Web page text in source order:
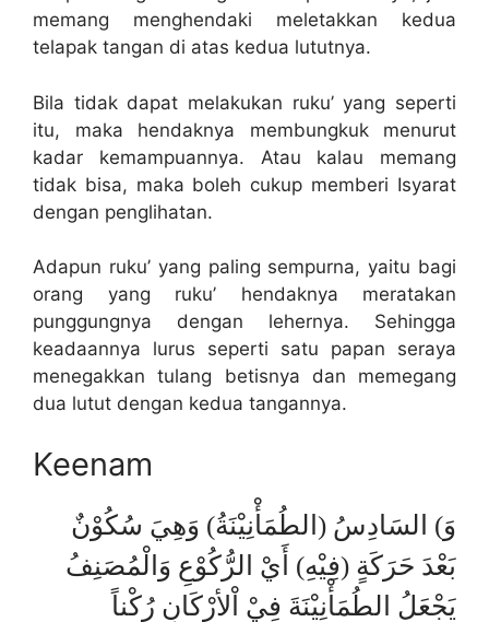
memang menghendaki meletakkan kedua
telapak tangan di atas kedua lututnya.
Bila tidak dapat melakukan ruku’ yang seperti
itu, maka hendaknya membungkuk menurut
kadar kemampuannya. Atau kalau memang
tidak bisa, maka boleh cukup memberi Isyarat
dengan penglihatan.
Adapun ruku’ yang paling sempurna, yaitu bagi
orang yang ruku’ hendaknya meratakan
punggungnya dengan lehernya. Sehingga
keadaannya lurus seperti satu papan seraya
menegakkan tulang betisnya dan memegang
dua lutut dengan kedua tangannya.
Keenam
وَ) السَادِسُ (الطُمَأْنِيْنَةُ) وَهِيَ سُكُوْنٌ
بَعْدَ حَرَكَةٍ (فِيْهِ) أَيْ الرُّكُوْعِ وَالْمُصَنِفُ
يَجْعَلُ الطُمَأْنِيْنَةَ فِيْ اْلأرْكَانِ رُكْناً